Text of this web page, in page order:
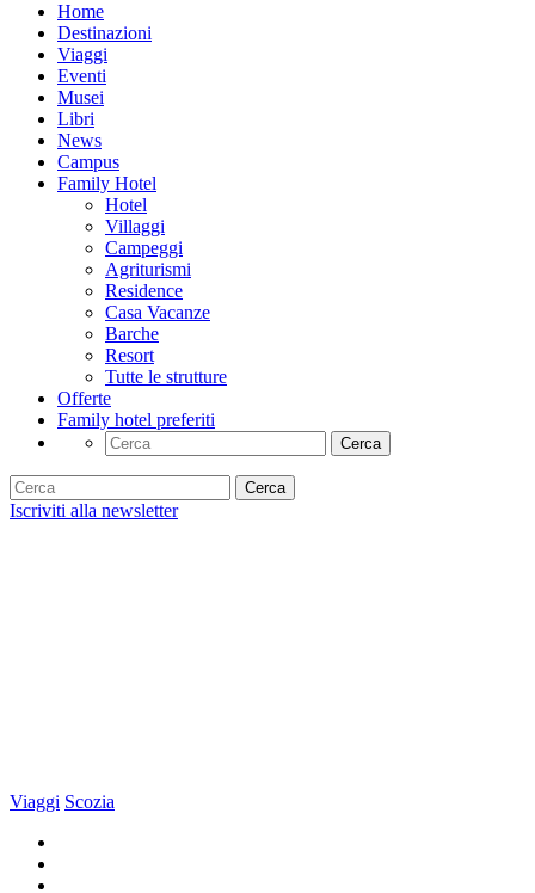
Home
Destinazioni
Viaggi
Eventi
Musei
Libri
News
Campus
Family Hotel
Hotel
Villaggi
Campeggi
Agriturismi
Residence
Casa Vacanze
Barche
Resort
Tutte le strutture
Offerte
Family hotel preferiti
Cerca
Cerca
Iscriviti alla newsletter
Viaggi Scozia